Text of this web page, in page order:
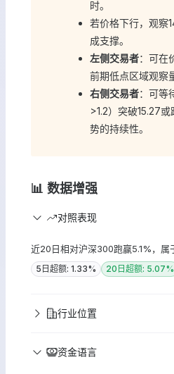
时。
若价格下行，观察
成支撑。
左侧交易者：可在
前期低点区域观察
右侧交易者：可等
>1.2）突破15.27
势的持续性。
📊 数据增强
对照表现
近20日相对沪深300跑赢5.1%，属
5日超额: 1.33% 20日超额: 5.07%
行业位置
资金语言